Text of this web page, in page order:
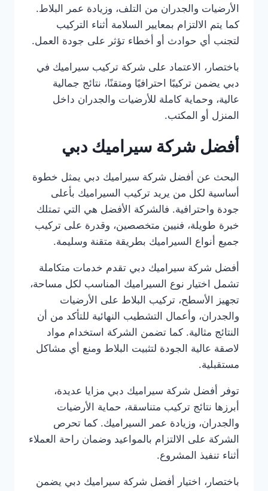
الأرضيات والجدران من التلف، وزيادة عمر البلاط.
كما يتم الالتزام بمعايير السلامة أثناء التركيب
لتجنب أي حوادث أو أخطاء تؤثر على جودة العمل.
باختصار، الاعتماد على شركة تركيب سيراميك في
دبي يضمن تركيبًا احترافيًا ومتقنًا، نتائج جمالية
عالية، وحماية كاملة للأرضيات والجدران داخل
المنزل أو المكتب.
أفضل شركة سيراميك دبي
البحث عن أفضل شركة سيراميك دبي يمثل خطوة
أساسية لكل من يريد تركيب السيراميك بأعلى
جودة واحترافية. فالشركة الأفضل هي التي تمتلك
خبرة طويلة، فنيين متخصصين، وقدرة على تركيب
جميع أنواع السيراميك بطريقة متقنة وسليمة.
أفضل شركة سيراميك دبي تقدم خدمات متكاملة
تشمل اختيار نوع السيراميك المناسب لكل مساحة،
تجهيز الأسطح، تركيب البلاط على الأرضيات
والجدران، وأعمال التشطيب النهائية للتأكد من أن
النتائج مثالية. كما تضمن الشركة استخدام مواد
لاصقة عالية الجودة لتثبيت البلاط ومنع أي مشاكل
مستقبلية.
توفر أفضل شركة سيراميك دبي مزايا عديدة،
أبرزها نتائج تركيب متناسقة، حماية الأرضيات
والجدران، وزيادة عمر السيراميك. كما تحرص
الشركة على الالتزام بالمواعيد وضمان راحة العملاء
أثناء تنفيذ المشروع.
باختصار، اختيار أفضل شركة سيراميك دبي يضمن